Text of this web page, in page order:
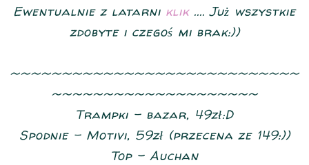
Ewentualnie z latarni klik .... Już wszystkie
zdobyte i czegoś mi brak:))
~~~~~~~~~~~~~~~~~~~~~~~~~~~~
~~~~~~~~~~~~~~~~~~~~
Trampki - bazar, 49zł:D
Spodnie - Motivi, 59zł (przecena ze 149:))
Top - Auchan